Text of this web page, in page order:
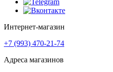
Интернет-магазин
+7 (993) 470-21-74
Адреса магазинов